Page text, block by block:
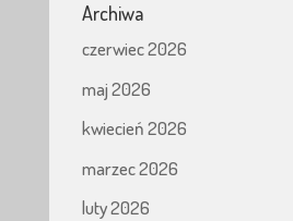
Archiwa
czerwiec 2026
maj 2026
kwiecień 2026
marzec 2026
luty 2026